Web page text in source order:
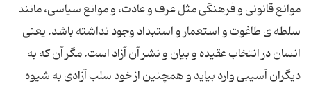
موانع قانونی و فرهنگی مثل عرف و عادت، و موانع سیاسی، مانند
سلطه ی طاغوت و استعمار و استبداد وجود نداشته باشد. یعنی
انسان در انتخاب عقیده و بیان و نشر آن آزاد است. مگر آن كه به
دیگران آسیبی وارد بیاید و همچنین از خود سلب آزادی به شیوه